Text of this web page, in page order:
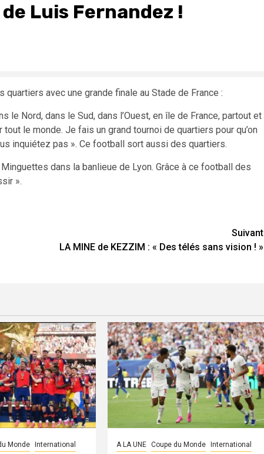
Luis Fernandez !
quartiers avec une grande finale au Stade de France :
le Nord, dans le Sud, dans l’Ouest, en île de France, partout et
le monde. Je fais un grand tournoi de quartiers pour qu’on
inquiétez pas ». Ce football sort aussi des quartiers.
dans la banlieue de Lyon. Grâce à ce football des
».
Suivant
LA MINE de KEZZIM : « Des télés sans vision ! »
Monde International A LA UNE Coupe du Monde International